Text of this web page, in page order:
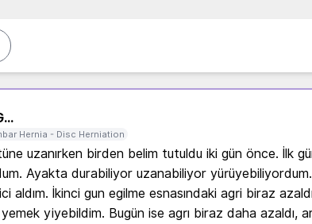
Hernia - Disc Herniation
uzanırken birden belim tutuldu iki gün önce. İlk
Ayakta durabiliyor uzanabiliyor
aldım. İkinci gun egilme esnasındaki agri biraz
yiyebildim. Bugün ise agrı biraz daha azaldı,